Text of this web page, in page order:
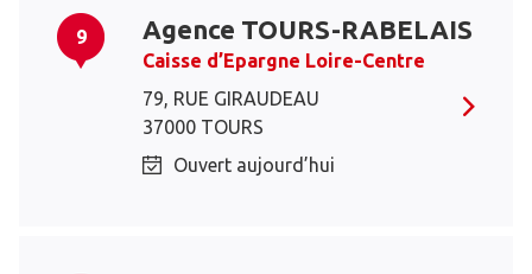
9 Agence TOURS-RABELAIS
Caisse d’Epargne Loire-Centre
79, RUE GIRAUDEAU
37000 TOURS
Ouvert aujourd’hui